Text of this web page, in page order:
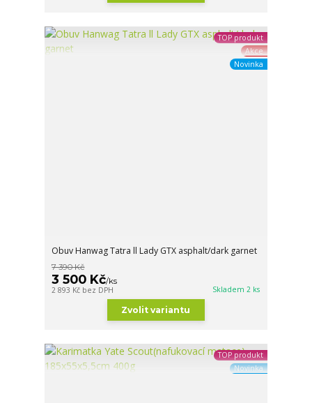
TOP produkt
Akce
Novinka
Obuv Hanwag Tatra ll Lady GTX asphalt/dark garnet
7 390 Kč
3 500 Kč/ks
2 893 Kč bez DPH Skladem 2 ks
Zvolit variantu
TOP produkt
Novinka